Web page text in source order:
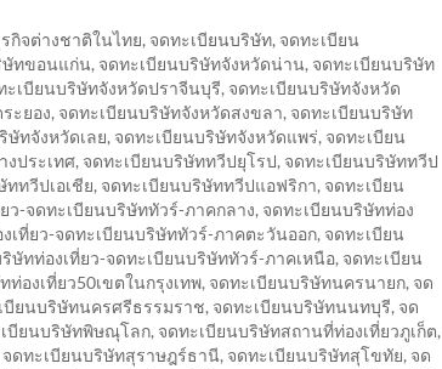
กิจต่างชาติในไทย, จดทะเบียนบริษัท, จดทะเบียน
ษัทขอนแก่น, จดทะเบียนบริษัทจังหวัดน่าน, จดทะเบียนบริษัท
ะเบียนบริษัทจังหวัดปราจีนบุรี, จดทะเบียนบริษัทจังหวัด
ะยอง, จดทะเบียนบริษัทจังหวัดสงขลา, จดทะเบียนบริษัท
ษัทจังหวัดเลย, จดทะเบียนบริษัทจังหวัดแพร่, จดทะเบียน
งประเทศ, จดทะเบียนบริษัททวีปยุโรป, จดทะเบียนบริษัททวีป
ทวีปเอเชีย, จดทะเบียนบริษัททวีปแอฟริกา, จดทะเบียน
ว-จดทะเบียนบริษัททัวร์-ภาคกลาง, จดทะเบียนบริษัทท่อง
เที่ยว-จดทะเบียนบริษัททัวร์-ภาคตะวันออก, จดทะเบียน
ษัทท่องเที่ยว-จดทะเบียนบริษัททัวร์-ภาคเหนือ, จดทะเบียน
ท่องเที่ยว50เขตในกรุงเทพ, จดทะเบียนบริษัทนครนายก, จด
บียนบริษัทนครศรีธรรมราช, จดทะเบียนบริษัทนนทบุรี, จด
บียนบริษัทพิษณุโลก, จดทะเบียนบริษัทสถานที่ท่องเที่ยวภูเก็ต,
จดทะเบียนบริษัทสุราษฎร์ธานี, จดทะเบียนบริษัทสุโขทัย, จด